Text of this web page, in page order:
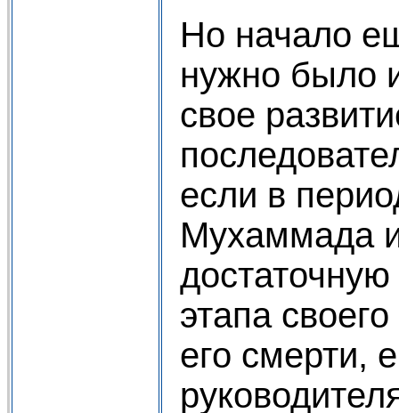
Но начало
нужно было
свое
если в
Мухаммада
этапа
его смерти,